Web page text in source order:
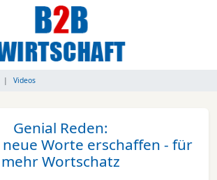
Videos
Genial Reden:
Worte erschaffen - für
mehr Wortschatz